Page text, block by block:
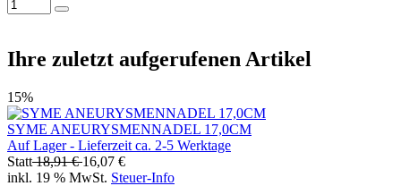
Ihre zuletzt aufgerufenen Artikel
15%
SYME ANEURYSMENNADEL 17,0CM
Auf Lager - Lieferzeit ca. 2-5 Werktage
Statt18,91 €16,07 €
inkl. 19 % MwSt. Steuer-Info